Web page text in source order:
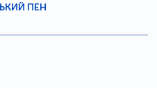
ПЕН